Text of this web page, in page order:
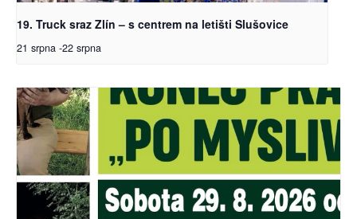
19. Truck sraz Zlín – s centrem na letišti Slušovice
21 srpna -22 srpna